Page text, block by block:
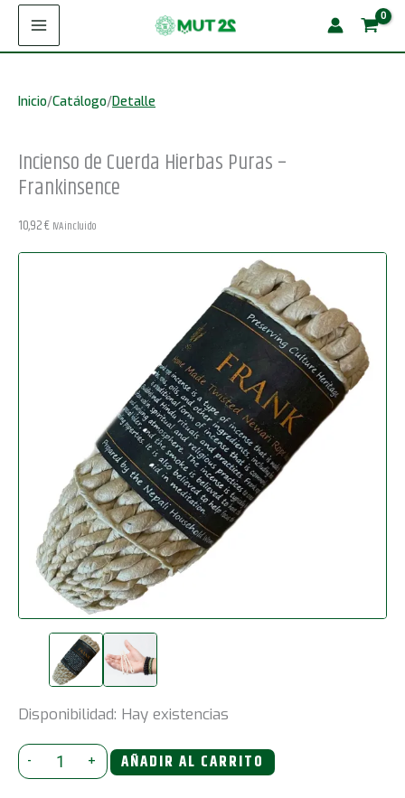
Inicio/Catálogo/Detalle
Incienso de Cuerda Hierbas Puras –
Frankinsence
10,92€ IVA incluido
Disponibilidad: Hay existencias
-
Incienso
de
+ AÑADIR AL CARRITO
Cuerda
Hierbas
-
cantidad